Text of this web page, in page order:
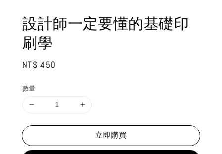
設計師一定要懂的基礎印
刷學
Regular
NT$ 450
數量
立即購買